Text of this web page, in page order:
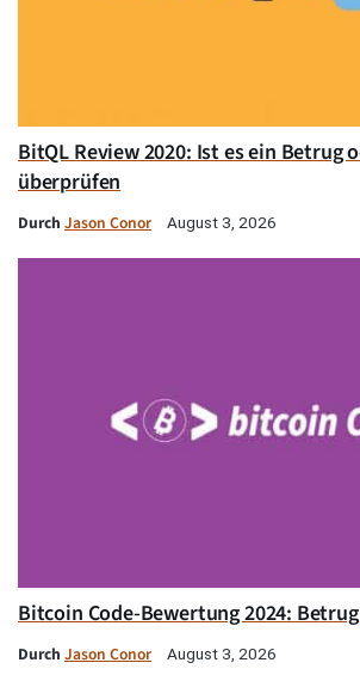
BitQL Review 2020: Ist es ein Betrug
überprüfen
Durch Jason Conor August 3, 2026
Bitcoin Code-Bewertung 2024:
Durch Jason Conor August 3, 2026